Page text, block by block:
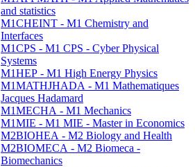
and statistics
M1CHEINT - M1 Chemistry and
Interfaces
M1CPS - M1 CPS - Cyber Physical
Systems
M1HEP - M1 High Energy Physics
M1MATHJHADA - M1 Mathematiques
Jacques Hadamard
M1MECHA - M1 Mechanics
M1MIE - M1 MIE - Master in Economics
M2BIOHEA - M2 Biology and Health
M2BIOMECA - M2 Biomeca -
Biomechanics